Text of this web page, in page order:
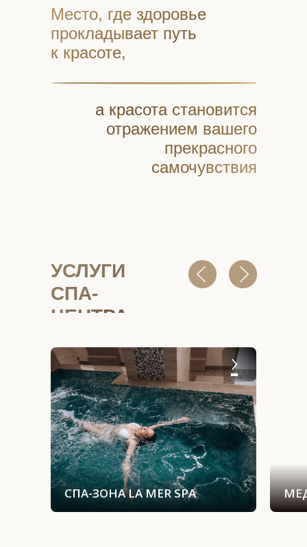
Место, где здоровье
прокладывает путь
к красоте,
а красота становится
отражением вашего
прекрасного
самочувствия
УСЛУГИ
СПА-
ЦЕНТРА
СПА-ЗОНА LA MER SPA
›